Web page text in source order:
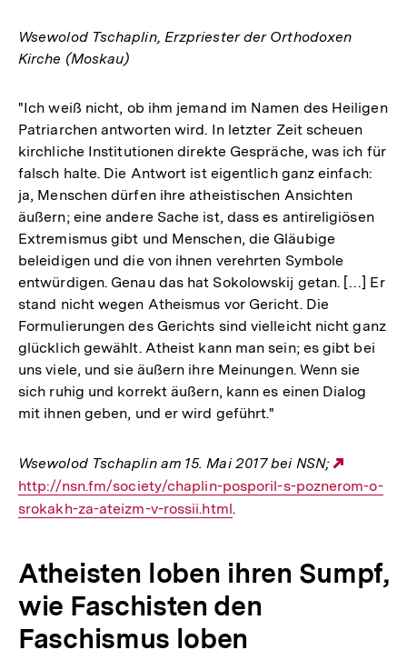
Wsewolod Tschaplin, Erzpriester der Orthodoxen
Kirche (Moskau)
"Ich weiß nicht, ob ihm jemand im Namen des Heiligen
Patriarchen antworten wird. In letzter Zeit scheuen
kirchliche Institutionen direkte Gespräche, was ich für
falsch halte. Die Antwort ist eigentlich ganz einfach:
ja, Menschen dürfen ihre atheistischen Ansichten
äußern; eine andere Sache ist, dass es antireligiösen
Extremismus gibt und Menschen, die Gläubige
beleidigen und die von ihnen verehrten Symbole
entwürdigen. Genau das hat Sokolowskij getan. […] Er
stand nicht wegen Atheismus vor Gericht. Die
Formulierungen des Gerichts sind vielleicht nicht ganz
glücklich gewählt. Atheist kann man sein; es gibt bei
uns viele, und sie äußern ihre Meinungen. Wenn sie
sich ruhig und korrekt äußern, kann es einen Dialog
mit ihnen geben, und er wird geführt."
Wsewolod Tschaplin am 15. Mai 2017 bei NSN;
Link:
http://nsn.fm/society/chaplin-posporil-s-poznerom-o-
srokakh-za-ateizm-v-rossii.html.
Atheisten loben ihren Sumpf,
wie Faschisten den
Faschismus loben